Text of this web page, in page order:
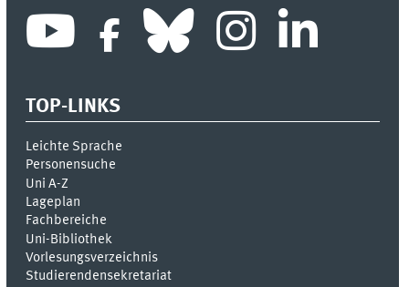
TOP-LINKS
Leichte Sprache
Personensuche
Uni A-Z
Lageplan
Fachbereiche
Uni-Bi­bli­o­thek
Vor­le­sungs­ver­zeich­nis
Stu­die­ren­den­se­kre­ta­ri­at